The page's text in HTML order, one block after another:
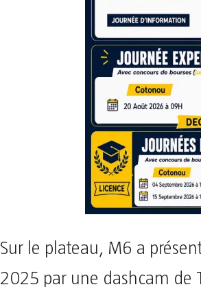
Sur le plateau, M6 a
2025 par une dashcam de